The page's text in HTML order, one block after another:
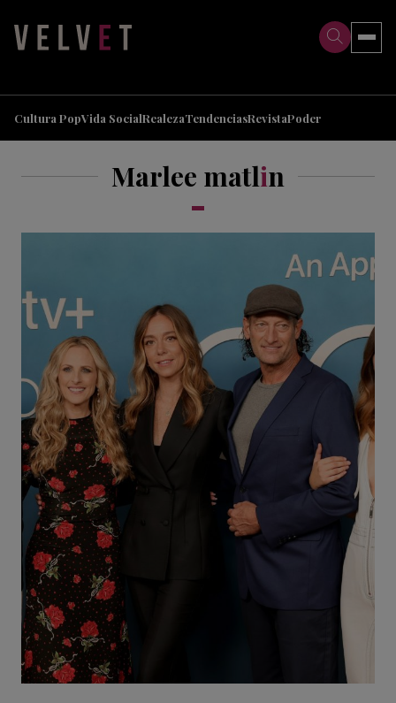
Cultura PopVida SocialRealezaTendenciasRevistaPoder
Marlee matlin